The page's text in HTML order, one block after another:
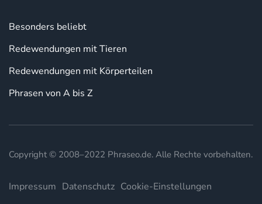
Besonders beliebt
Redewendungen mit Tieren
Redewendungen mit Körperteilen
Phrasen von A bis Z
Copyright © 2008–2022 Phraseo.de. Alle Rechte vorbehalten.
Impressum Datenschutz Cookie-Einstellungen